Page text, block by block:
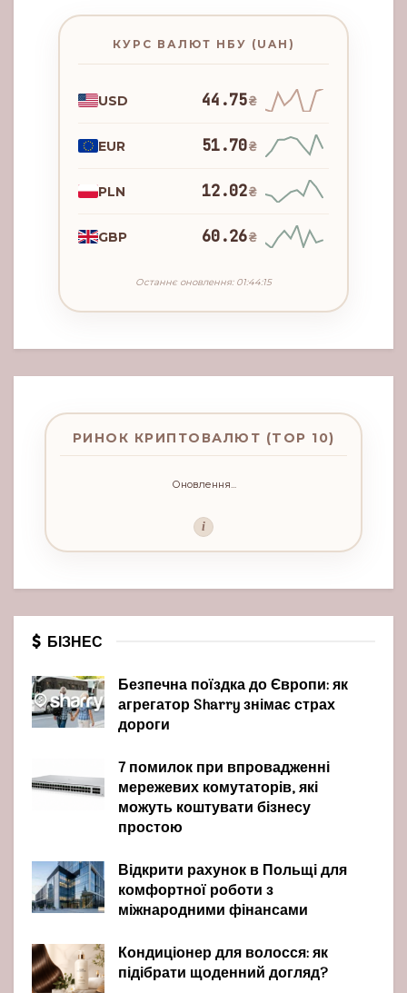
КУРС ВАЛЮТ НБУ (UAH)
USD 44.75₴
EUR 51.70₴
PLN 12.02₴
GBP 60.26₴
Останнє оновлення: 01:44:15
РИНОК КРИПТОВАЛЮТ (TOP 10)
Оновлення...
i
БІЗНЕС
Безпечна поїздка до Європи: як
агрегатор Sharry знімає страх
дороги
7 помилок при впровадженні
мережевих комутаторів, які
можуть коштувати бізнесу
простою
Відкрити рахунок в Польщі для
комфортної роботи з
міжнародними фінансами
Кондиціонер для волосся: як
підібрати щоденний догляд?